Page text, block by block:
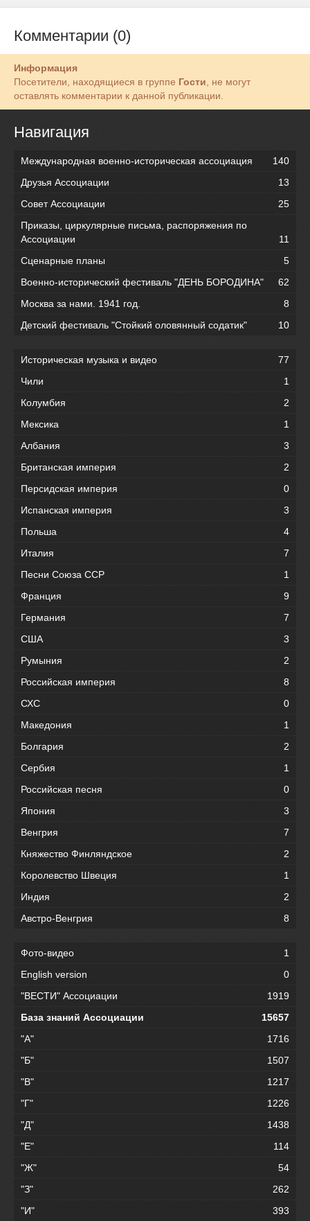
Комментарии (0)
Информация
Посетители, находящиеся в группе Гости , не могут
оставлять комментарии к данной публикации.
Навигация
Международная военно-историческая ассоциация
140
Друзья Ассоциации
13
Совет Ассоциации
25
Приказы, циркулярные письма, распоряжения по
Ассоциации
11
Сценарные планы
5
Военно-исторический фестиваль "ДЕНЬ БОРОДИНА"
62
Москва за нами. 1941 год.
8
Детский фестиваль "Стойкий оловянный содатик"
10
Историческая музыка и видео
77
Чили
1
Колумбия
2
Мексика
1
Албания
3
Британская империя
2
Персидская империя
0
Испанская империя
3
Польша
4
Италия
7
Песни Союза ССР
1
Франция
9
Германия
7
США
3
Румыния
2
Российская империя
8
СХС
0
Македония
1
Болгария
2
Сербия
1
Российская песня
0
Япония
3
Венгрия
7
Княжество Финляндское
2
Королевство Швеция
1
Индия
2
Австро-Венгрия
8
Фото-видео
1
English version
0
"ВЕСТИ" Ассоциации
1919
База знаний Ассоциации
15657
"А"
1716
"Б"
1507
"В"
1217
"Г"
1226
"Д"
1438
"Е"
114
"Ж"
54
"З"
262
"И"
393